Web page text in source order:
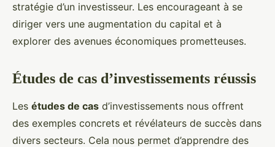
stratégie d’un investisseur. Les encourageant à se
diriger vers une augmentation du capital et à
explorer des avenues économiques prometteuses.
Études de cas d’investissements réussis
Les études de cas d’investissements nous offrent
des exemples concrets et révélateurs de succès dans
divers secteurs. Cela nous permet d’apprendre des